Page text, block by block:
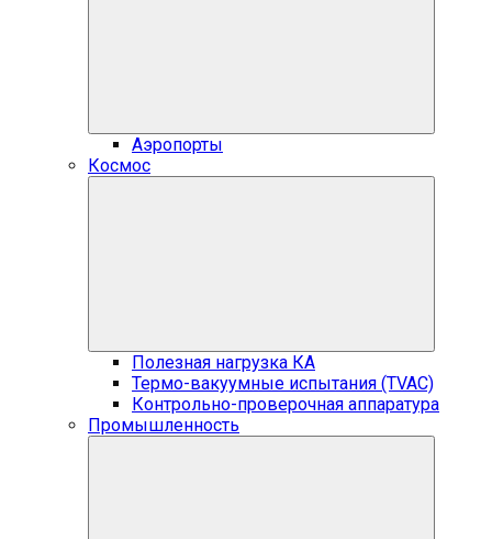
Аэропорты
Космос
Полезная нагрузка КА
Термо-вакуумные испытания (TVAC)
Контрольно-проверочная аппаратура
Промышленность